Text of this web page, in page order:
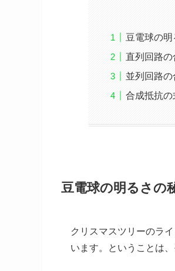
豆電球の
直列回路
並列回路
合成抵抗の
豆電球の明るさの
クリスマスツリーのラ
います。ということは